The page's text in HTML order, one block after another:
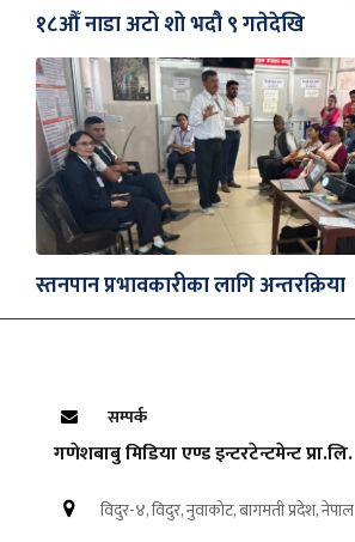
१८औँ नाडा अटो शो भदौ ९ गतेदेखि
स्तनपान प्रभावकारीका लागि अन्तरक्रिया
सम्पर्क
गणेशबाबु मिडिया एण्ड इन्टरटेन्टमेन्ट प्रा.लि.
विदुर-४, विदुर, नुवाकोट, बागमती प्रदेश, नेपाल